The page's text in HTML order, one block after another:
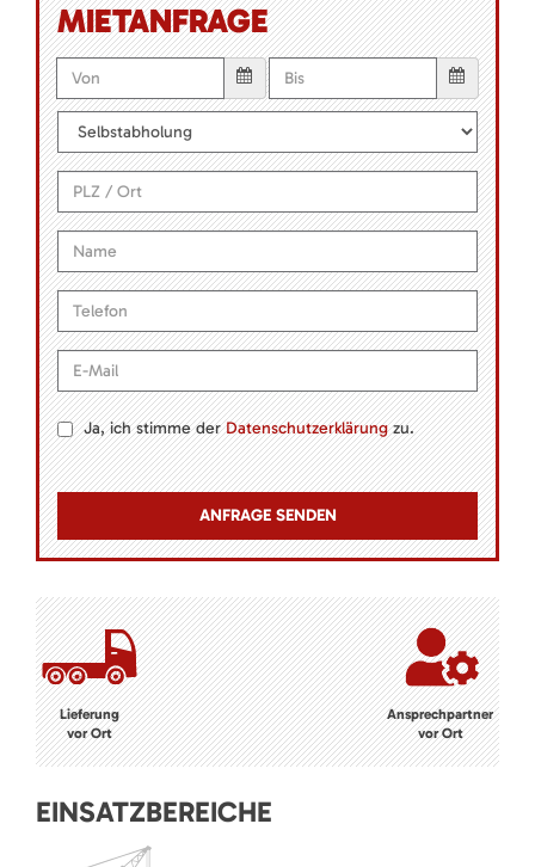
MIETANFRAGE
Ja, ich stimme derDatenschutzerklärungzu.
Lieferung
vor Ort
Ansprechpartner
vor Ort
EINSATZBEREICHE